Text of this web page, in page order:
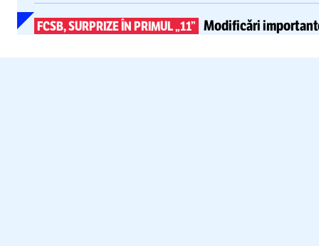
FCSB, SURPRIZE ÎN PRIMUL „11” Modificări